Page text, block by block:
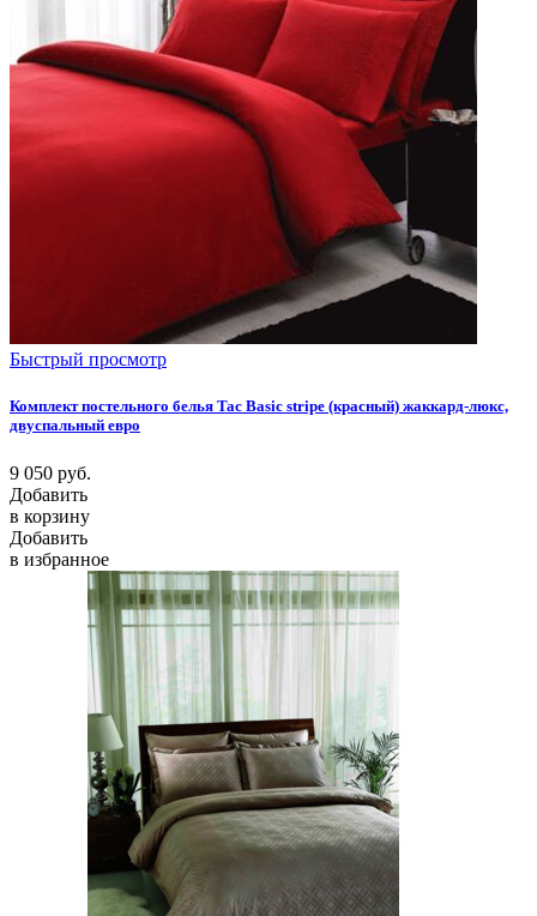
Быстрый просмотр
Комплект постельного белья Tac Basic stripe (красный) жаккард-люкс,
двуспальный евро
9 050 руб.
Добавить
в корзину
Добавить
в избранное